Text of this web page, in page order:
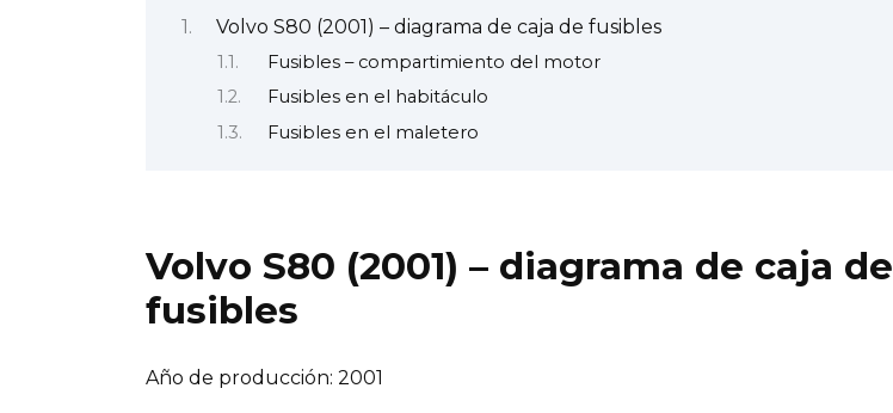
Volvo S80 (2001) – diagrama de caja de fusibles
Fusibles – compartimiento del motor
Fusibles en el habitáculo
Fusibles en el maletero
Volvo S80 (2001) – diagrama de caja de
fusibles
Año de producción: 2001